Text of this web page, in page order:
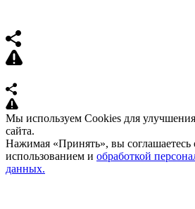
Мы используем Cookies для
сайта.
Нажимая «Принять», вы соглашаетесь
использованием и обработкой
данных.